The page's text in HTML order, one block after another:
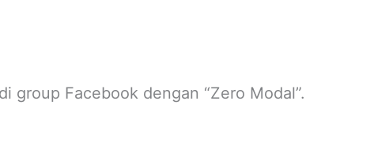
group Facebook dengan “Zero Modal”.